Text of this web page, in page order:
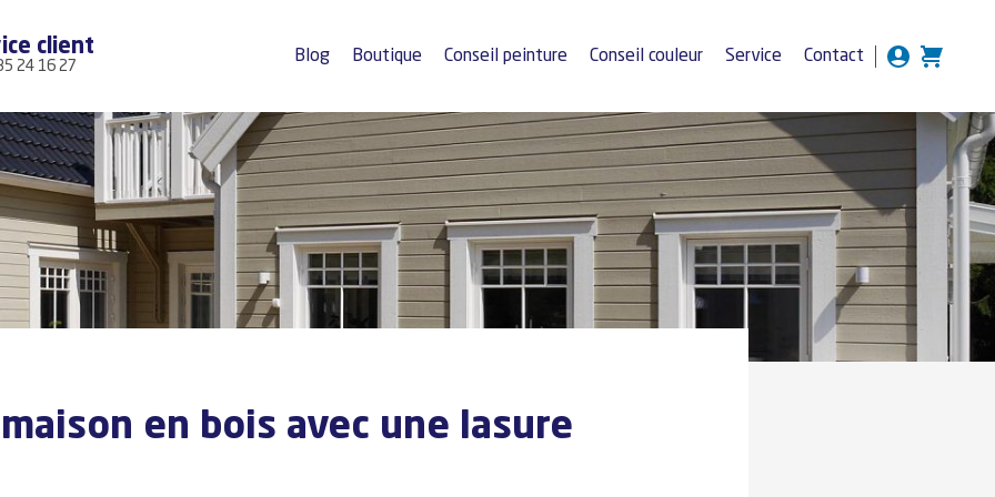
client
24 16 27
Blog Boutique Conseil peinture Conseil couleur Service Contact
en bois avec une lasure